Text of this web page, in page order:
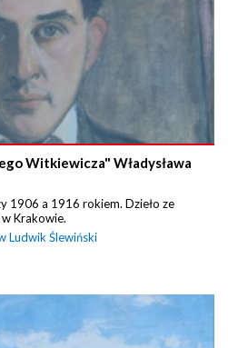
Witkiewicza" Władysława
1906 a 1916 rokiem. Dzieło ze
Krakowie.
Ludwik Ślewiński